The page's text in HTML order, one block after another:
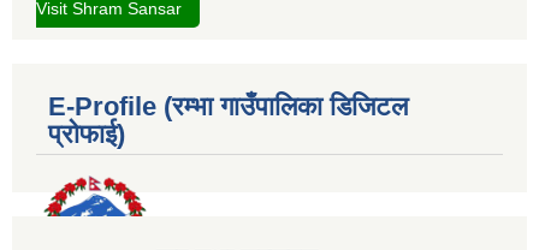
Visit Shram Sansar
E-Profile (रम्भा गाउँपालिका डिजिटल
प्रोफाई)